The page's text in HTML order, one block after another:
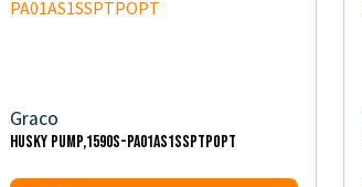
Graco
HUSKY PUMP,1590S-PA01AS1SSPTPOPT